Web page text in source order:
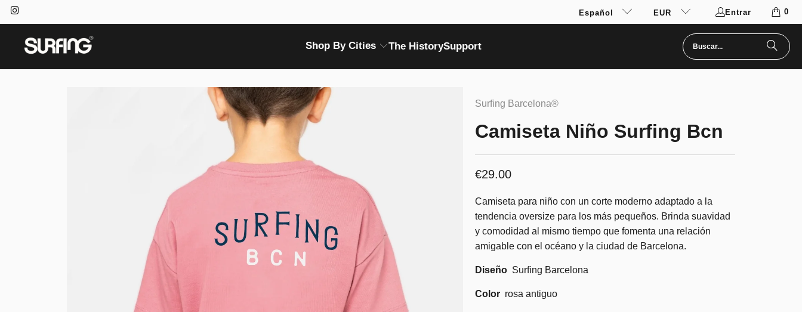
Español EUR Entrar 0
Shop By Cities The HistorySupport
Surfing Barcelona®
Camiseta Niño Surfing Bcn
€29.00
Camiseta para niño con un corte moderno adaptado a la
tendencia oversize para los más pequeños. Brinda suavidad
y comodidad al mismo tiempo que fomenta una relación
amigable con el océano y la ciudad de Barcelona.
Diseño Surfing Barcelona
Color rosa antiguo